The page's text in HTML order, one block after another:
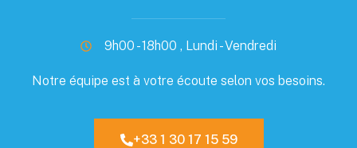
9h00 - 18h00 , Lundi - Vendredi
Notre équipe est à votre écoute selon vos besoins.
+33 1 30 17 15 59